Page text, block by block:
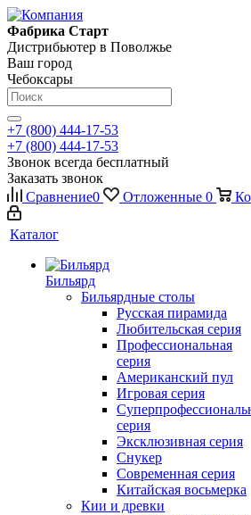
Фабрика Старт
Дистрибьютер в Поволжье
Ваш город
Чебоксары
+7 (800) 444-17-53
+7 (800) 444-17-53
Звонок всегда бесплатный
Заказать звонок
Сравнение0 Отложенные 0
Каталог
Бильярд
Бильярдные столы
Русская пирамида
Любительская серия
Профессиональная
серия
Американский пул
Игровая серия
серия
Эксклюзивная серия
Снукер
Современная серия
Китайская восьмерка
Кии и древки